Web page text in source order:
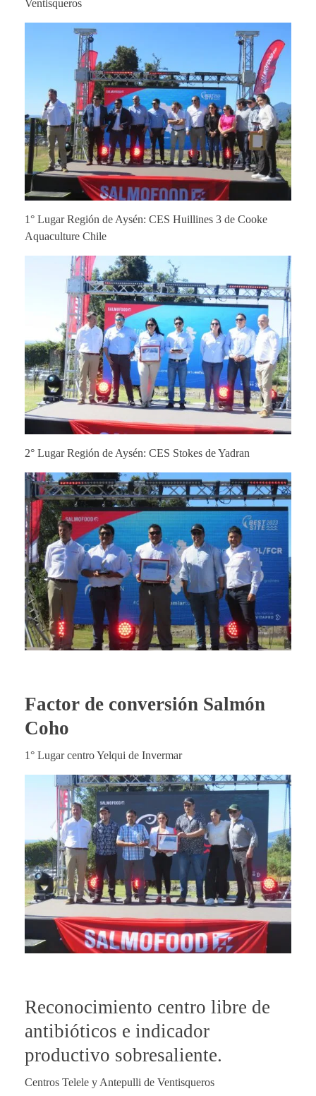
Ventisqueros
1° Lugar Región de Aysén: CES Huillines 3 de Cooke
Aquaculture Chile
2° Lugar Región de Aysén: CES Stokes de Yadran
Factor de conversión Salmón
Coho
1° Lugar centro Yelqui de Invermar
Reconocimiento centro libre de
antibióticos e indicador
productivo sobresaliente.
Centros Telele y Antepulli de Ventisqueros